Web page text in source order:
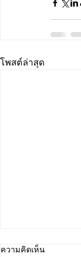
โพสต์ล่าสุด
ความคิดเห็น